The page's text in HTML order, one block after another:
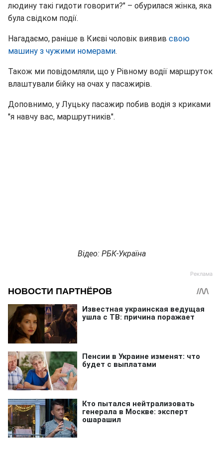
людину такі гидоти говорити?" – обурилася жінка, яка
була свідком події.
Нагадаємо, раніше в Києві чоловік виявив свою
машину з чужими номерами.
Також ми повідомляли, що у Рівному водії маршруток
влаштували бійку на очах у пасажирів.
Доповнимо, у Луцьку пасажир побив водія з криками
"я навчу вас, маршрутників".
Відео: РБК-Україна